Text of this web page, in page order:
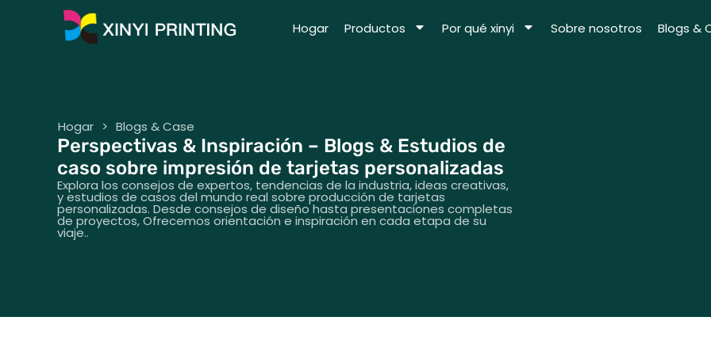
Hogar Productos Por qué xinyi Sobre nosotros Blogs &
Hogar > Blogs & Case
Perspectivas & Inspiración – Blogs & Estudios de
caso sobre impresión de tarjetas personalizadas
Explora los consejos de expertos, tendencias de la industria, ideas creativas,
y estudios de casos del mundo real sobre producción de tarjetas
personalizadas. Desde consejos de diseño hasta presentaciones completas
de proyectos, Ofrecemos orientación e inspiración en cada etapa de su
viaje..